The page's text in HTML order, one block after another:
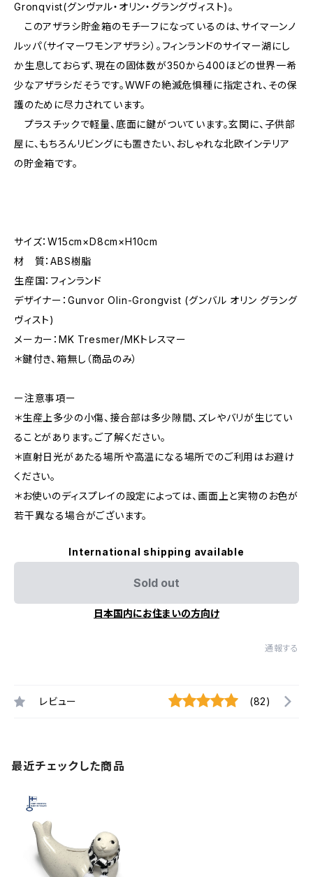
Gronqvist(グンヴァル・オリン・グラングヴィスト)。
このアザラシ貯金箱のモチーフになっているのは、サイマーンノ
ルッパ（サイマーワモンアザラシ）。フィンランドのサイマー湖にし
か生息しておらず、現在の固体数が350から400ほどの世界一希
少なアザラシだそうです。WWFの絶滅危惧種に指定され、その保
護のために尽力されています。
プラスチックで軽量、底面に鍵がついています。玄関に、子供部
屋に、もちろんリビングにも置きたい、おしゃれな北欧インテリア
の貯金箱です。
サイズ：W15cm×D8cm×H10cm
材 質：ABS樹脂
生産国：フィンランド
デザイナー：Gunvor Olin-Grongvist (グンバル オリン グラング
ヴィスト)
メーカー：MK Tresmer/MKトレスマー
＊鍵付き、箱無し（商品のみ）
ー注意事項ー
＊生産上多少の小傷、接合部は多少隙間、ズレやバリが生じてい
ることがあります。ご了解ください。
＊直射日光があたる場所や高温になる場所でのご利用はお避け
ください。
＊お使いのディスプレイの設定によっては、画面上と実物のお色が
若干異なる場合がございます。
International shipping available
Sold out
日本国内にお住まいの方向け
通報する
レビュー (82)
最近チェックした商品